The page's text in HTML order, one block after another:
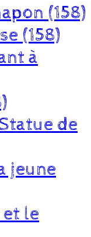
(158)
(158)
à
de
jeune
et le